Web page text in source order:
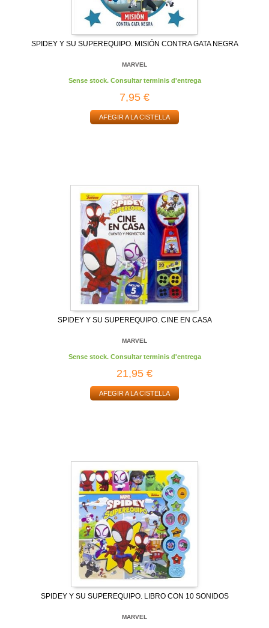
SPIDEY Y SU SUPEREQUIPO. MISIÓN CONTRA GATA NEGRA
MARVEL
Sense stock. Consultar terminis d'entrega
7,95 €
AFEGIR A LA CISTELLA
SPIDEY Y SU SUPEREQUIPO. CINE EN CASA
MARVEL
Sense stock. Consultar terminis d'entrega
21,95 €
AFEGIR A LA CISTELLA
SPIDEY Y SU SUPEREQUIPO. LIBRO CON 10 SONIDOS
MARVEL